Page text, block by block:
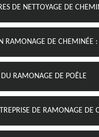
DE NETTOYAGE DE
RAMONAGE DE CHEMINÉE
RAMONAGE DE POÊLE
DE RAMONAGE